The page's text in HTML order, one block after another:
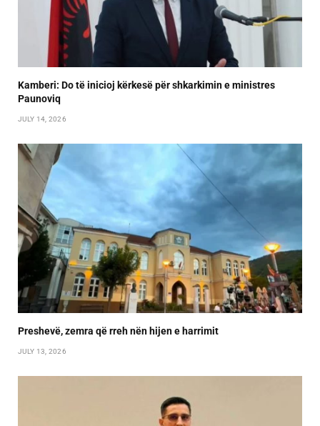
Kamberi: Do të inicioj kërkesë për shkarkimin e ministres
Paunoviq
JULY 14, 2026
Preshevë, zemra që rreh nën hijen e harrimit
JULY 13, 2026